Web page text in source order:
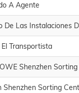
A Agente
De Las Instalaciones
Transportista
Shenzhen
Shenzhen Sorting